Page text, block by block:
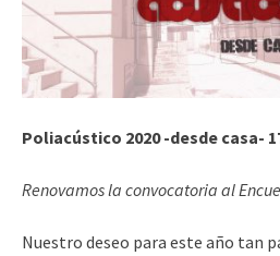
Poliacústico 2020 -desde casa-
Renovamos la convocatoria al
Nuestro deseo para este año tan